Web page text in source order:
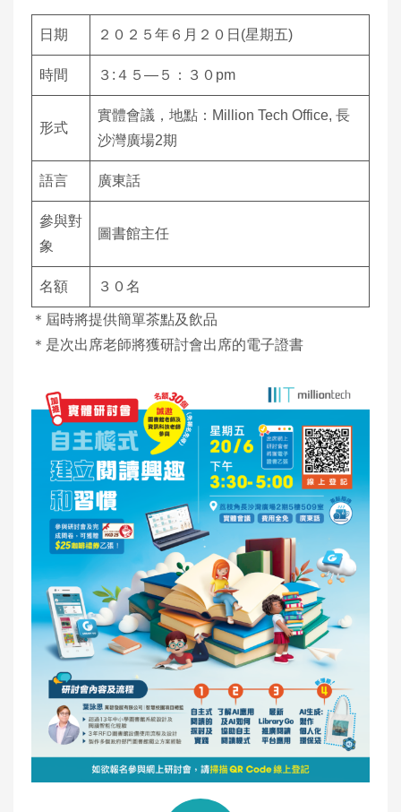
日期 ２０２５年６月２０日(星期五)
時間 ３:４５—５：３０pm
形式
實體會議，地點：Million Tech Office, 長
沙灣廣場2期
語言 廣東話
參與對
象
圖書館主任
名額 ３０名
＊屆時將提供簡單茶點及飲品
＊是次出席老師將獲研討會出席的電子證書